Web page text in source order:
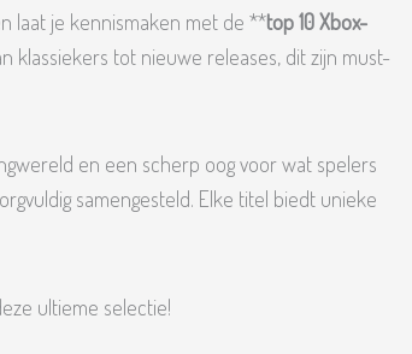
laat je kennismaken met de **top 10 Xbox-
klassiekers tot nieuwe releases, dit zijn must-
en een scherp oog voor wat spelers
samengesteld. Elke titel biedt unieke
ultieme selectie!